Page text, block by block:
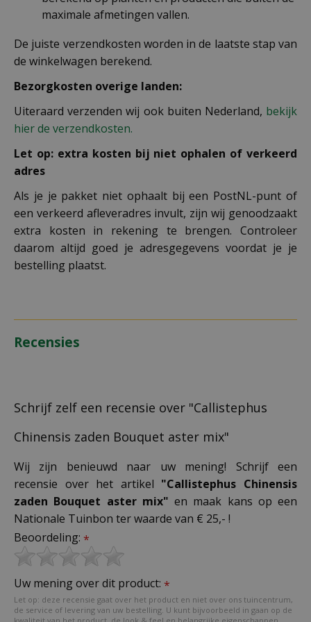
maximale afmetingen vallen.
De juiste verzendkosten worden in de laatste stap van
de winkelwagen berekend.
Bezorgkosten overige landen:
Uiteraard verzenden wij ook buiten Nederland, bekijk
hier de verzendkosten.
Let op: extra kosten bij niet ophalen of verkeerd
adres
Als je je pakket niet ophaalt bij een PostNL-punt of
een verkeerd afleveradres invult, zijn wij genoodzaakt
extra kosten in rekening te brengen. Controleer
daarom altijd goed je adresgegevens voordat je je
bestelling plaatst.
Recensies
Schrijf zelf een recensie over "Callistephus
Chinensis zaden Bouquet aster mix"
Wij zijn benieuwd naar uw mening! Schrijf een
recensie over het artikel "Callistephus Chinensis
zaden Bouquet aster mix" en maak kans op een
Nationale Tuinbon ter waarde van € 25,- !
Beoordeling: *
Uw mening over dit product: *
Let op: deze recensie gaat over het product en niet over ons tuincentrum,
de service of levering van uw bestelling. U kunt bijvoorbeeld in gaan op de